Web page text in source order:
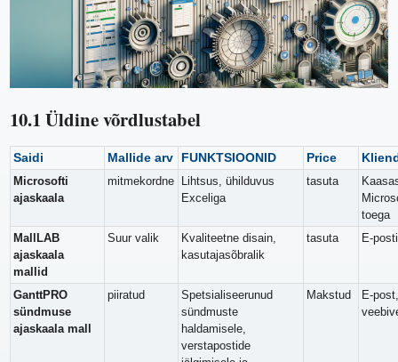
10.1 Üldine võrdlustabel
Saidi Mallide arv FUNKTSIOONID Price
Microsofti
ajaskaala
mitmekordne
Lihtsus, ühilduvus
Exceliga
tasuta
toega
MallLAB
ajaskaala
mallid
Suur valik
Kvaliteetne disain,
kasutajasõbralik
tasuta E-
GanttPRO
sündmuse
ajaskaala mall
piiratud
Spetsialiseerunud
sündmuste
haldamisele,
verstapostide
Makstud
E-